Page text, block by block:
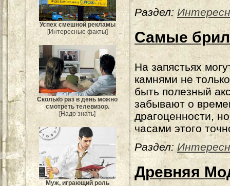
Успех смешной рекламы
[Интересные факты]
Сколько раз в день можно
смотреть телевизор.
[Надо знать]
Муж, играющий роль
Раздел:
Самые
На запястьях
камнями не
быть полезный
забывают о
драгоценности,
часами этого
Раздел:
Древняя